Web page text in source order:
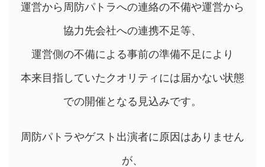
運営から周防パトラへの連絡の不備や運営から
協力先会社への連携不足等、
運営側の不備による事前の準備不足により
本来目指していたクオリティには届かない状態
での開催となる見込みです。
周防パトラやゲスト出演者に原因はありません
が、